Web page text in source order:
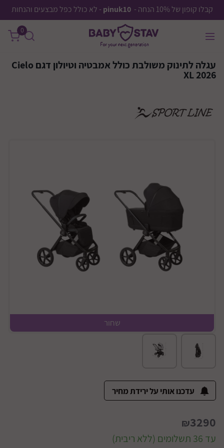
קבלו קופון של 10% הנחה - pinuk10 - לא כולל כפל מבצעים והנחות
0
עגלה לתינוק משולבת כולל אמבטיה וטיולון דגם Cielo
XL 2026
שחור
במצב מקופל
עדכנו אותי על ירידת מחיר
₪3290
עד 36 תשלומים (ללא ריבית)